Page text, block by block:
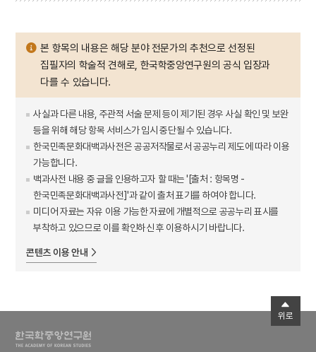
본 항목의 내용은 해당 분야 전문가의 추천으로 선정된
집필자의 학술적 견해로, 한국학중앙연구원의 공식 입장과
다를 수 있습니다.
사실과 다른 내용, 주관적 서술 문제 등이 제기된 경우 사실 확인 및 보완
등을 위해 해당 항목 서비스가 임시 중단될 수 있습니다.
한국민족문화대백과사전은 공공저작물로서 공공누리 제도에 따라 이용
가능합니다.
백과사전 내용 중 글을 인용하고자 할 때는 '[출처 : 항목명 -
한국민족문화대백과사전]'과 같이 출처 표기를 하여야 합니다.
미디어 자료는 자유 이용 가능한 자료에 개별적으로 공공누리 표시를
부착하고 있으므로 이를 확인하신 후 이용하시기 바랍니다.
콘텐츠 이용 안내
위로